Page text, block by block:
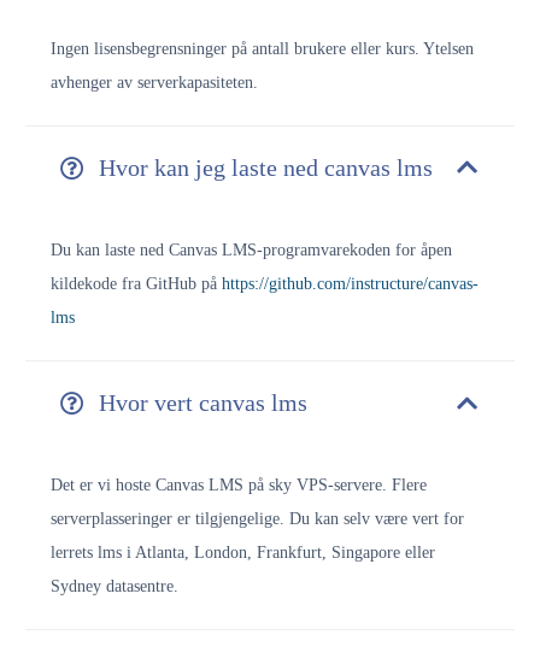
Ingen lisensbegrensninger på antall brukere eller kurs. Ytelsen
avhenger av serverkapasiteten.
Hvor kan jeg laste ned canvas lms
Du kan laste ned Canvas LMS-programvarekoden for åpen
kildekode fra GitHub på https://github.com/instructure/canvas-
lms
Hvor vert canvas lms
Det er vi hoste Canvas LMS på sky VPS-servere. Flere
serverplasseringer er tilgjengelige. Du kan selv være vert for
lerrets lms i Atlanta, London, Frankfurt, Singapore eller
Sydney datasentre.